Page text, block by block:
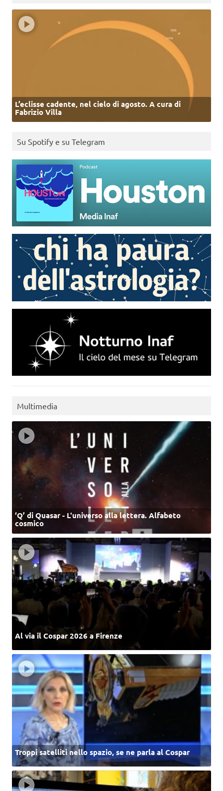
L’eclisse cadente, nel cielo di agosto. A cura di
Fabrizio Villa
Su Spotify e su Telegram
Multimedia
‘Q’ di Quasar - L'universo alla lettera. Alfabeto
cosmico
Al via il Cospar 2026 a Firenze
Troppi satelliti nello spazio, se ne parla al Cospar